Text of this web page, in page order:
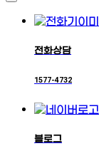
전화상담
1577-4732
블로그